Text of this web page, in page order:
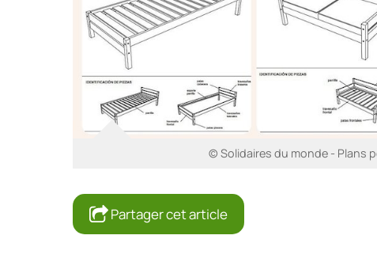
© Solidaires du monde - Plans
Partager cet article